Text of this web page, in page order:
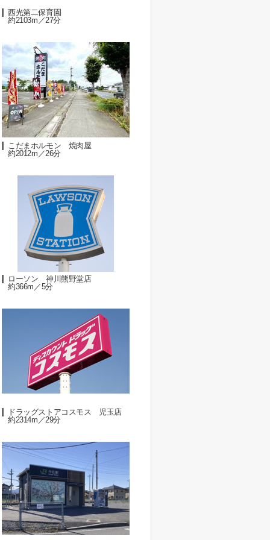
西光第二保育園
約2103m／27分
こだまホルモン 焼肉屋
約2012m／26分
ローソン 神川熊野堂店
約366m／5分
ドラッグストアコスモス 児玉店
約2314m／29分